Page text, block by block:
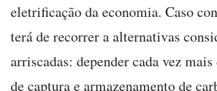
eletrificação da economia. Caso
terá de recorrer a alternativas
arriscadas: depender cada vez
de captura e armazenamento de